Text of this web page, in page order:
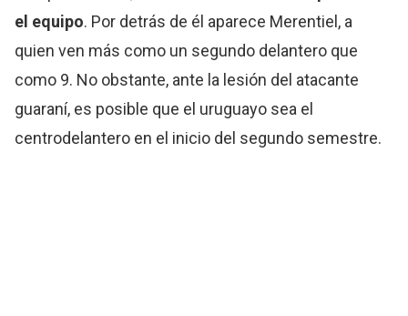
el equipo. Por detrás de él aparece Merentiel, a
quien ven más como un segundo delantero que
como 9. No obstante, ante la lesión del atacante
guaraní, es posible que el uruguayo sea el
centrodelantero en el inicio del segundo semestre.